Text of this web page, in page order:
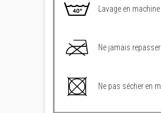
Lavage en
Ne jamais
Ne pas sécher en